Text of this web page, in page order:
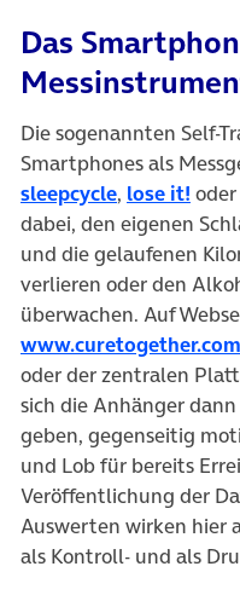
Das
Die sogenannten Self-
Smartphones als
sleepcycle, lose it! oder
dabei, den eigenen
und die gelaufenen
verlieren oder den
überwachen. Auf
www.curetogether.com
oder der zentralen
sich die Anhänger
geben, gegenseitig
und Lob für bereits
Veröffentlichung der
Auswerten wirken hier
als Kontroll- und als